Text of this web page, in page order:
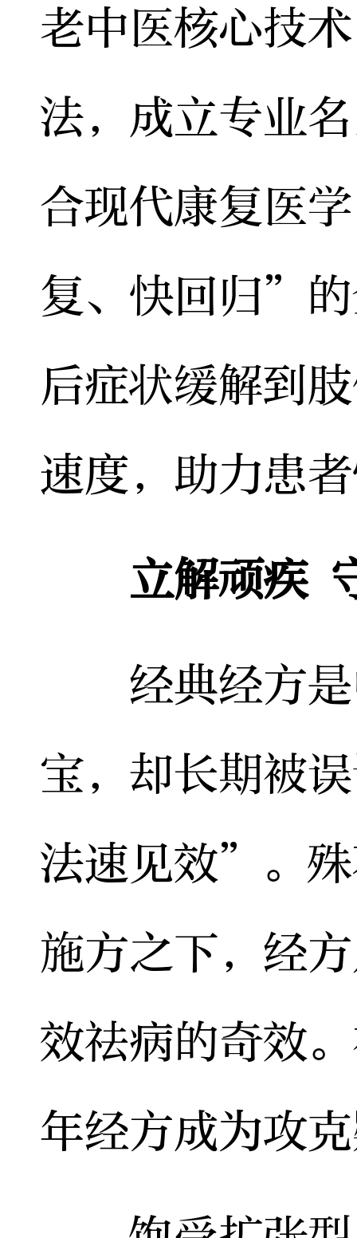
老中医核心技
法，成立专业
合现代康复医
复、快回归”
后症状缓解到
速度，助力患
立解顽疾
经典经方是
宝，却长期被
法速见效”。
施方之下，经
效祛病的奇效
年经方成为攻